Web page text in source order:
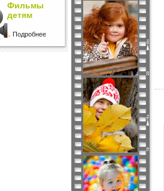
Фильмы
детям
Подробнее